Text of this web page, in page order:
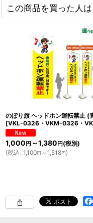
この商品を買った人
のぼり旗 ヘッドホン運転禁止 (
[VKL-0326・VKM-0326・
1,000 円 ～1,380 円 (税別)
(税込 : 1,100円 ～1,518円)